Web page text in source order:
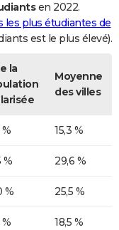
en 2022.
les plus étudiantes de
est le plus élevé).
la
Moyenne
des villes
% 15,3 %
% 29,6 %
% 25,5 %
% 18,5 %